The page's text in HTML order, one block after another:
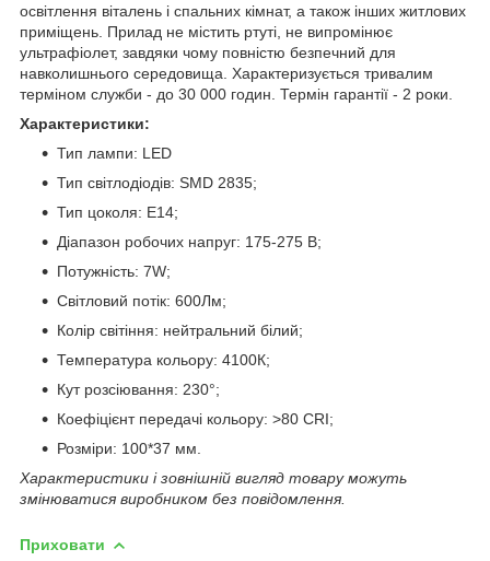
освітлення віталень і спальних кімнат, а також інших житлових
приміщень. Прилад не містить ртуті, не випромінює
ультрафіолет, завдяки чому повністю безпечний для
навколишнього середовища. Характеризується тривалим
терміном служби - до 30 000 годин. Термін гарантії - 2 роки.
Характеристики:
Тип лампи: LED
Тип світлодіодів: SMD 2835;
Тип цоколя: E14;
Діапазон робочих напруг: 175-275 В;
Потужність: 7W;
Світловий потік: 600Лм;
Колір світіння: нейтральний білий;
Температура кольору: 4100К;
Кут розсіювання: 230°;
Коефіцієнт передачі кольору: >80 CRI;
Розміри: 100*37 мм.
Характеристики і зовнішній вигляд товару можуть
змінюватися виробником без повідомлення.
Приховати